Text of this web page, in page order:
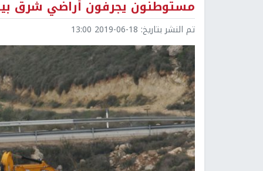
مستوطنون يجرفون أراضي شرق
تم النشر بتاريخ: 2019-06-18 13:00